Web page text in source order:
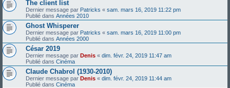
The client list
Dernier message par Patricks « sam. mars 16, 2019 11:22 pm
Publié dans Années 2010
Ghost Whisperer
Dernier message par Patricks « sam. mars 16, 2019 11:00 pm
Publié dans Années 2000
César 2019
Dernier message par Denis « dim. févr. 24, 2019 11:47 am
Publié dans Cinéma
Claude Chabrol (1930-2010)
Dernier message par Denis « dim. févr. 24, 2019 11:44 am
Publié dans Cinéma